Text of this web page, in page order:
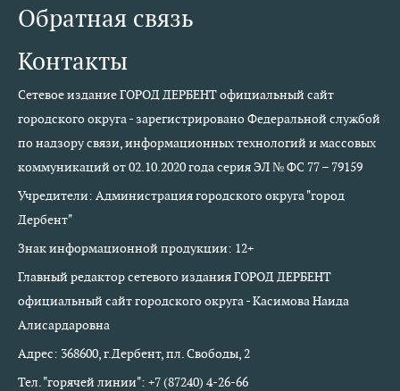
Обратная связь
Контакты
Сетевое издание ГОРОД ДЕРБЕНТ официальный сайт
городского округа - зарегистрировано Федеральной службой
по надзору связи, информационных технологий и массовых
коммуникаций от 02.10.2020 года серия ЭЛ № ФС 77 – 79159
Учредители: Администрация городского округа "город
Дербент"
Знак информационной продукции: 12+
Главный редактор сетевого издания ГОРОД ДЕРБЕНТ
официальный сайт городского округа - Касимова Наида
Алисардаровна
Адрес: 368600, г.Дербент, пл. Свободы, 2
Тел. "горячей линии": +7 (87240) 4-26-66